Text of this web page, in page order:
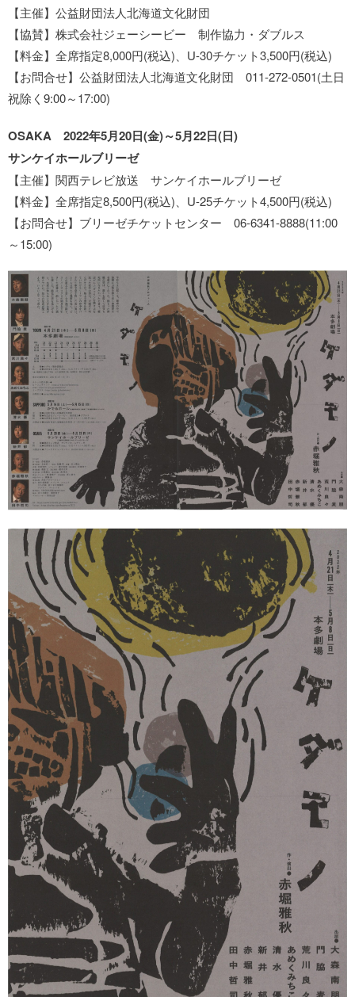
【主催】公益財団法人北海道文化財団
【協賛】株式会社ジェーシービー 制作協力・ダブルス
【料金】全席指定8,000円(税込)、U-30チケット3,500円(税込)
【お問合せ】公益財団法人北海道文化財団 011-272-0501(土日
祝除く9:00～17:00)
OSAKA 2022年5月20日(金)～5月22日(日)
サンケイホールブリーゼ
【主催】関西テレビ放送 サンケイホールブリーゼ
【料金】全席指定8,500円(税込)、U-25チケット4,500円(税込)
【お問合せ】ブリーゼチケットセンター 06-6341-8888(11:00
～15:00)